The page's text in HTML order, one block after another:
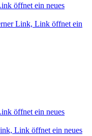
öffnet ein neues
Link, Link öffnet ein
öffnet ein neues
Link öffnet ein neues